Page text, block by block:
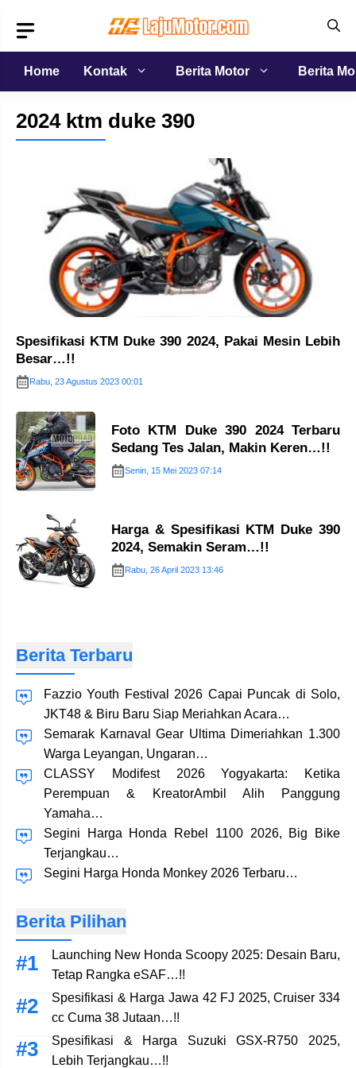
isi
Home
Kontak Berita Motor Berita
2024 ktm duke 390
Spesifikasi KTM Duke 390 2024, Pakai Mesin Lebih
Besar…!!
Rabu, 23 Agustus 2023 00:01
Foto KTM Duke 390 2024 Terbaru
Sedang Tes Jalan, Makin Keren…!!
Senin, 15 Mei 2023 07:14
Harga & Spesifikasi KTM Duke 390
2024, Semakin Seram…!!
Rabu, 26 April 2023 13:46
Berita Terbaru
Fazzio Youth Festival 2026 Capai Puncak di Solo,
JKT48 & Biru Baru Siap Meriahkan Acara…
Semarak Karnaval Gear Ultima Dimeriahkan 1.300
Warga Leyangan, Ungaran…
CLASSY Modifest 2026 Yogyakarta: Ketika
Perempuan & KreatorAmbil Alih Panggung
Yamaha…
Segini Harga Honda Rebel 1100 2026, Big Bike
Terjangkau…
Segini Harga Honda Monkey 2026 Terbaru…
Berita Pilihan
Launching New Honda Scoopy 2025: Desain Baru,
Tetap Rangka eSAF…!!
Spesifikasi & Harga Jawa 42 FJ 2025, Cruiser 334
cc Cuma 38 Jutaan…!!
Spesifikasi & Harga Suzuki GSX-R750 2025,
Lebih Terjangkau…!!